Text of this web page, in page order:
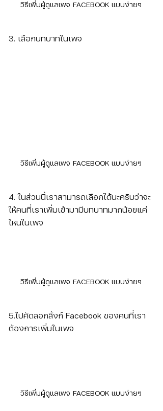
วิธีเพิ่มผู้ดูแลเพจ FACEBOOK แบบง่ายๆ
3. เลือกบทบาทในเพจ
วิธีเพิ่มผู้ดูแลเพจ FACEBOOK แบบง่ายๆ
4. ในส่วนนี้เราสามารถเลือกได้นะครับว่าจะ
ให้คนที่เราเพิ่มเข้ามามีบทบาทมากน้อยแค่
ไหนในเพจ
วิธีเพิ่มผู้ดูแลเพจ FACEBOOK แบบง่ายๆ
5.ไปคัดลอกลิ้งก์ Facebook ของคนที่เรา
ต้องการเพิ่มในเพจ
วิธีเพิ่มผู้ดูแลเพจ FACEBOOK แบบง่ายๆ